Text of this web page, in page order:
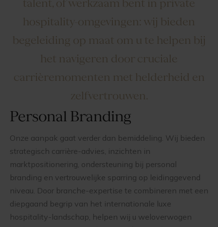
talent, of werkzaam bent in private
hospitality-omgevingen: wij bieden
begeleiding op maat om u te helpen bij
het navigeren door cruciale
carrièremomenten met helderheid en
zelfvertrouwen.
Personal Branding
Onze aanpak gaat verder dan bemiddeling. Wij bieden
strategisch carrière-advies, inzichten in
marktpositionering, ondersteuning bij personal
branding en vertrouwelijke sparring op leidinggevend
niveau. Door branche-expertise te combineren met een
diepgaand begrip van het internationale luxe
hospitality-landschap, helpen wij u weloverwogen